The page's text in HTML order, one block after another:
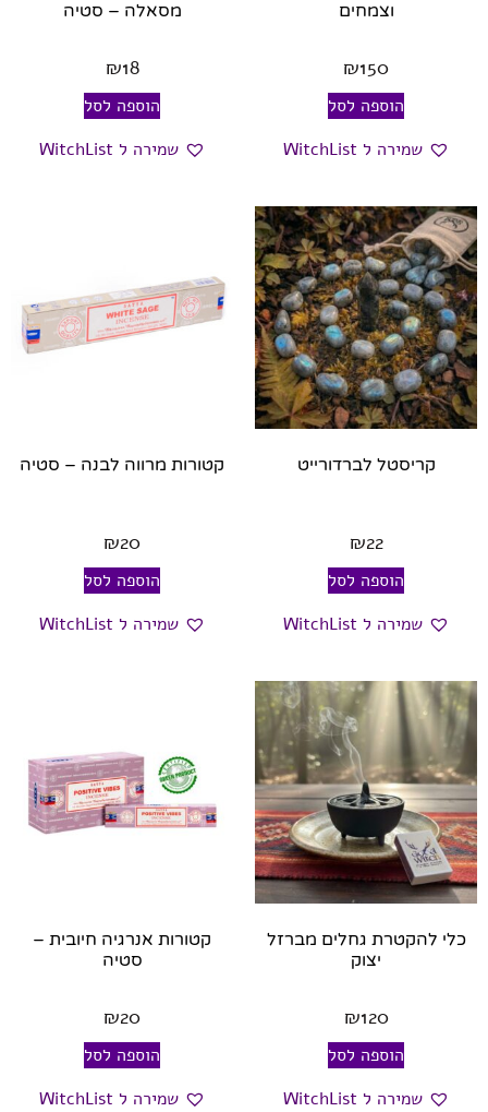
וצמחים
₪150
הוספה לסל
שמירה ל WitchList
מסאלה – סטיה
₪18
הוספה לסל
שמירה ל WitchList
קריסטל לברדורייט
₪22
הוספה לסל
שמירה ל WitchList
קטורות מרווה לבנה – סטיה
₪20
הוספה לסל
שמירה ל WitchList
כלי להקטרת גחלים מברזל
יצוק
₪120
הוספה לסל
שמירה ל WitchList
קטורות אנרגיה חיובית –
סטיה
₪20
הוספה לסל
שמירה ל WitchList